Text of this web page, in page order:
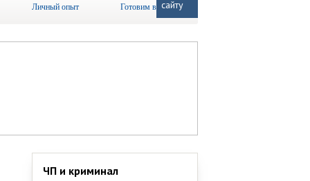
Личный опыт Готовим вместе
ЧП и криминал